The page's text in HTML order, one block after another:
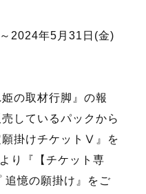
2024年5月31日(金)
の取材行脚』の報
しているパックから
願掛けチケットⅤ』を
り『【チケット専
追憶の願掛け』をご